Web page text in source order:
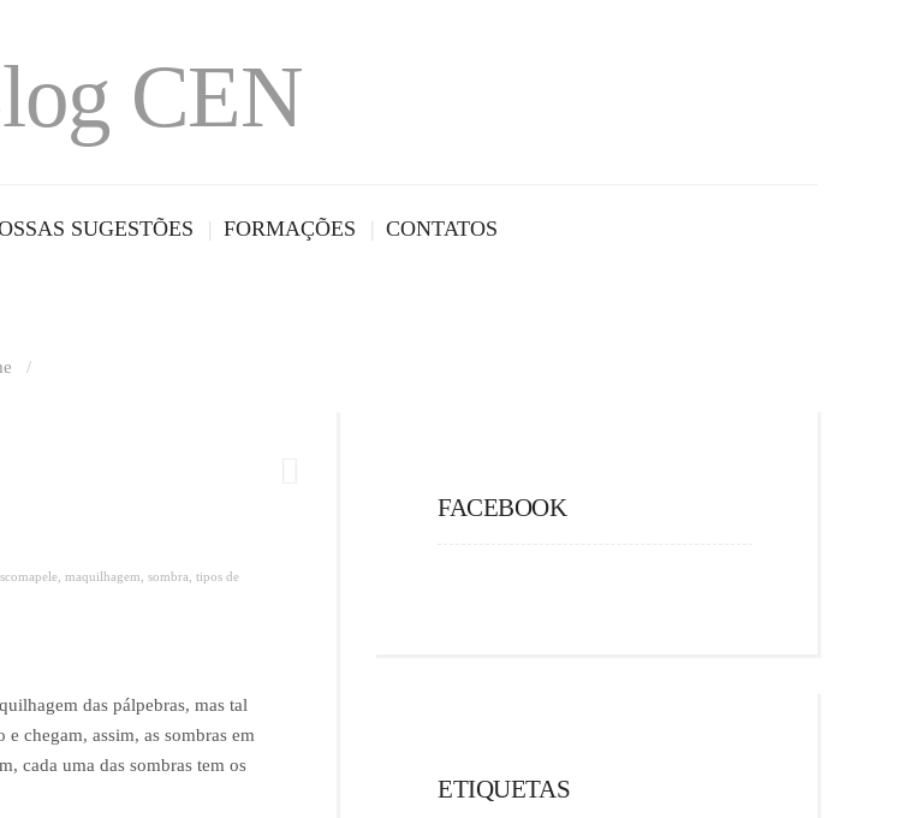
SUGESTÕES FORMAÇÕES CONTATOS
/
maquilhagem sombra tipos de
das pálpebras, mas tal
chegam, assim, as sombras em
cada uma das sombras tem os
FACEBOOK
ETIQUETAS